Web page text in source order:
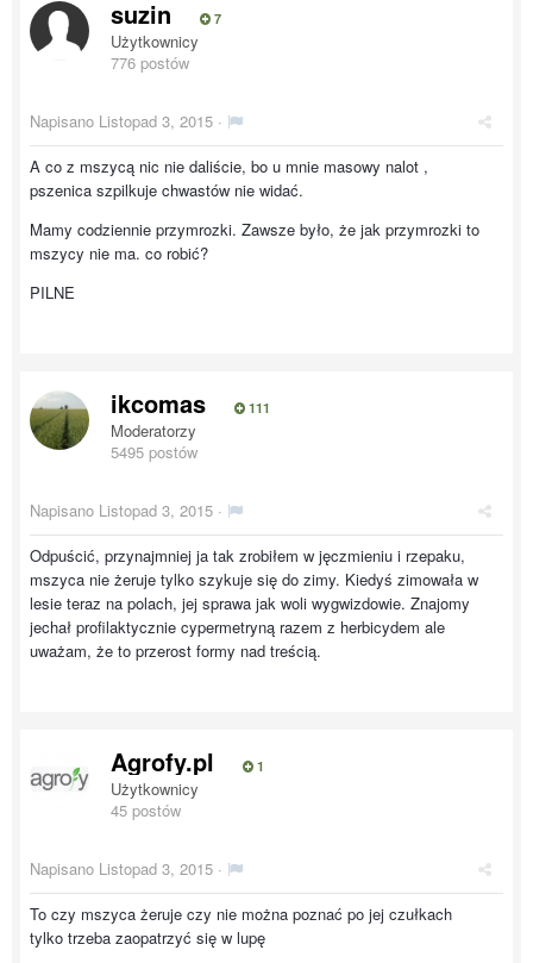
suzin 7
Użytkownicy
776 postów
Napisano Listopad 3, 2015 ·
A co z mszycą nic nie daliście, bo u mnie masowy nalot ,
pszenica szpilkuje chwastów nie widać.
Mamy codziennie przymrozki. Zawsze było, że jak przymrozki to
mszycy nie ma. co robić?
PILNE
ikcomas 111
Moderatorzy
5495 postów
Napisano Listopad 3, 2015 ·
Odpuścić, przynajmniej ja tak zrobiłem w jęczmieniu i rzepaku,
mszyca nie żeruje tylko szykuje się do zimy. Kiedyś zimowała w
lesie teraz na polach, jej sprawa jak woli wygwizdowie. Znajomy
jechał profilaktycznie cypermetryną razem z herbicydem ale
uważam, że to przerost formy nad treścią.
Agrofy.pl 1
Użytkownicy
45 postów
Napisano Listopad 3, 2015 ·
To czy mszyca żeruje czy nie można poznać po jej czułkach
tylko trzeba zaopatrzyć się w lupę